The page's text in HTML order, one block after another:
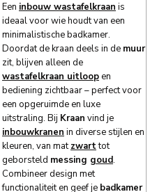
Een inbouw wastafelkraan is
ideaal voor wie houdt van een
minimalistische badkamer.
Doordat de kraan deels in de muur
zit, blijven alleen de
wastafelkraan uitloopen
bediening zichtbaar – perfect voor
een opgeruimde en luxe
uitstraling. Bij Kraan vind je
inbouwkranen in diverse stijlen en
kleuren, van matzwarttot
geborsteld messing goud.
Combineer design met
functionaliteit en geef je badkamer